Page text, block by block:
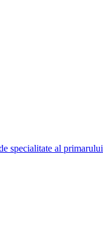
specialitate al primarului